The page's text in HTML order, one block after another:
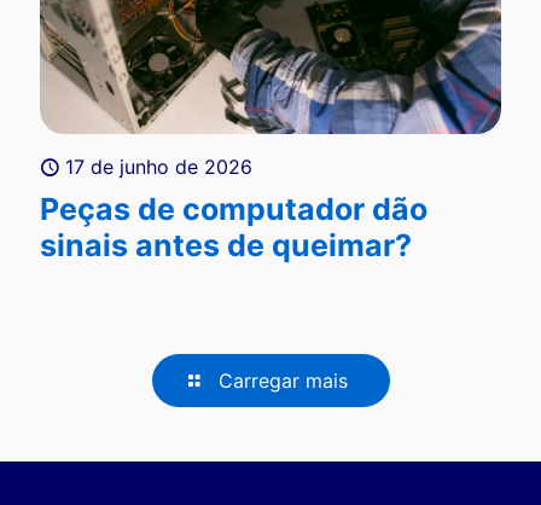
17 de junho de 2026
Peças de computador dão
sinais antes de queimar?
Carregar mais